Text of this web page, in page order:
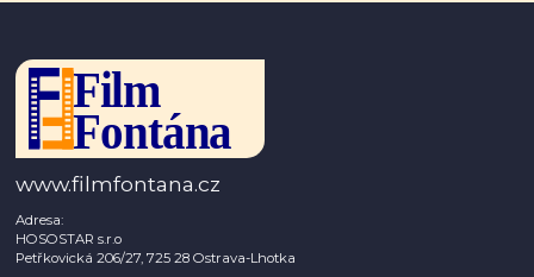
www.filmfontana.cz
Adresa:
HOSOSTAR s.r.o
Petřkovická 206/27, 725 28 Ostrava-Lhotka